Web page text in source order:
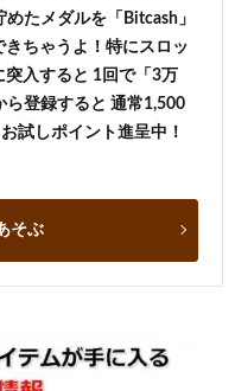
たメダルを「Bitcash」
ちゃうよ！特にスロッ
突入すると 1回で「3万
ら登録すると 通常1,500
試しポイント進呈中！
そぶ